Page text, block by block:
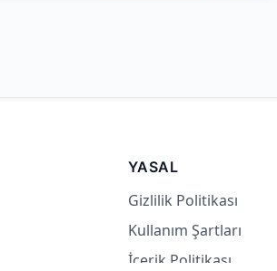
YASAL
Gizlilik Politikası
Kullanım Şartları
İçerik Politikası